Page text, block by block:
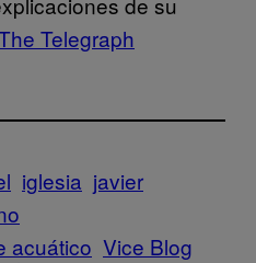
Telegraph
iglesia javier
acuático Vice Blog